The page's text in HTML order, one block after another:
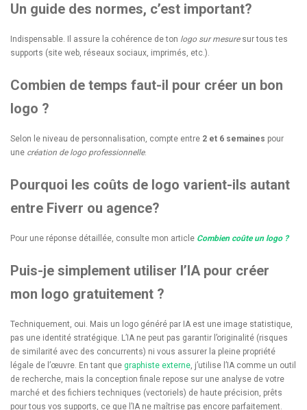
Un guide des normes, c’est important?
Indispensable. Il assure la cohérence de ton logo sur mesuresur tous tes
supports (site web, réseaux sociaux, imprimés, etc.).
Combien de temps faut-il pour créer un bon
logo ?
Selon le niveau de personnalisation, compte entre 2 et 6 semaines pour
une création de logo professionnelle.
Pourquoi les coûts de logo varient-ils autant
entre Fiverr ou agence?
Pour une réponse détaillée, consulte mon article Combien coûte un logo ?
Puis-je simplement utiliser l’IA pour créer
mon logo gratuitement ?
Techniquement, oui. Mais un logo généré par IA est une image statistique,
pas une identité stratégique. L’IA ne peut pas garantir l’originalité (risques
de similarité avec des concurrents) ni vous assurer la pleine propriété
légale de l’œuvre. En tant que graphiste externe, j’utilise l’IA comme un outil
de recherche, mais la conception finale repose sur une analyse de votre
marché et des fichiers techniques (vectoriels) de haute précision, prêts
pour tous vos supports, ce que l’IA ne maîtrise pas encore parfaitement.